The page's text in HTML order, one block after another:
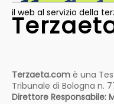
il web al servizio della
Terzaeta.com è una
Tribunale di Bologna n.
Direttore Responsabile: